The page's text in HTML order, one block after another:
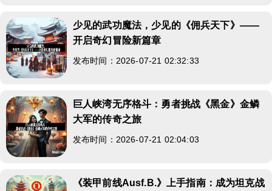
少见的武功魔法，少见的《佣兵天下》——
开启奇幻冒险新篇章
发布时间：2026-07-21 02:32:33
巨人峡湾无序格斗：勇者挑战《黑金》金鳞
大军的传奇之旅
发布时间：2026-07-21 02:04:03
《装甲前线Ausf.B.》上手指南：成为坦克战